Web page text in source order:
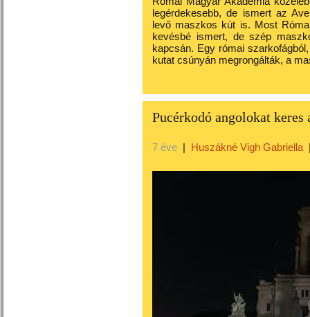
legérdekesebb, de ismert az
levő maszkos kút is. Most
kevésbé ismert, de szép
kapcsán. Egy római
kutat csúnyán megrongálták, a
Pucérkodó angolokat keres
7 éve | Huszákné Vigh Gabriella